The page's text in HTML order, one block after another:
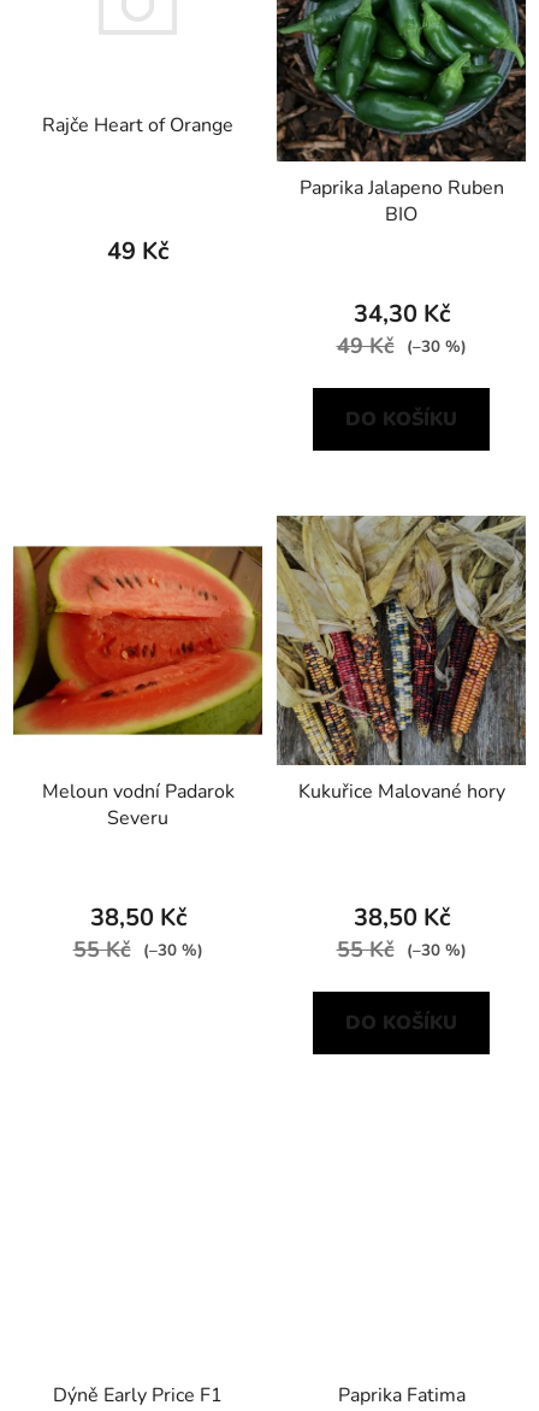
Rajče Heart of Orange
49 Kč
Paprika Jalapeno Ruben
BIO
34,30 Kč
49 Kč (–30 %)
DO KOŠÍKU
Meloun vodní Padarok
Severu
38,50 Kč
55 Kč (–30 %)
Kukuřice Malované hory
38,50 Kč
55 Kč (–30 %)
DO KOŠÍKU
Dýně Early Price F1 Paprika Fatima